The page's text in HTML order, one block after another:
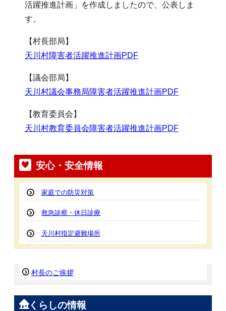
活躍推進計画」を作成しましたので、公表しま
す。
【村長部局】
天川村障害者活躍推進計画PDF
【議会部局】
天川村議会事務局障害者活躍推進計画PDF
【教育委員会】
天川村教育委員会障害者活躍推進計画PDF
安心・安全情報
家庭での防災対策
救急診察・休日診療
天川村指定避難場所
村長のご挨拶
くらしの情報